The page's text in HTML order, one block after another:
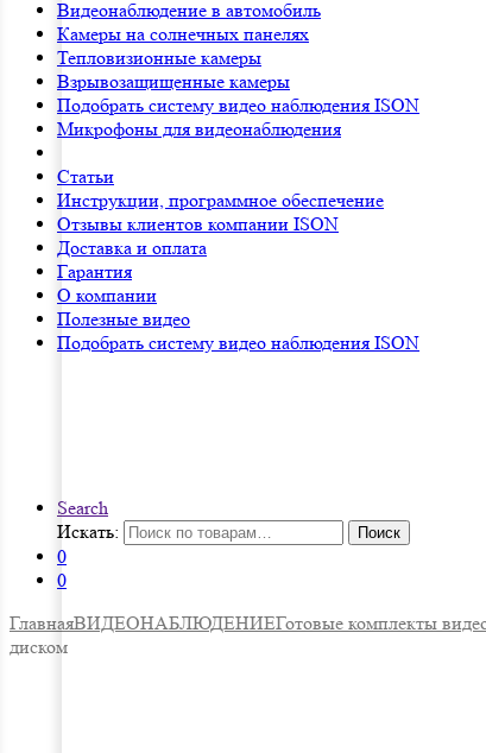
Видеонаблюдение в автомобиль
Камеры на солнечных панелях
Тепловизионные камеры
Взрывозащищенные камеры
Подобрать систему видео наблюдения ISON
Микрофоны для видеонаблюдения
Статьи
Инструкции, программное обеспечение
Отзывы клиентов компании ISON
Доставка и оплата
Гарантия
О компании
Полезные видео
Подобрать систему видео наблюдения ISON
Search
Искать:
Поиск
0
0
ГлавнаяВИДЕОНАБЛЮДЕНИЕГотовые комплекты
диском